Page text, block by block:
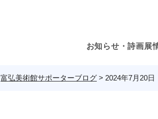
お知らせ・詩画展
富弘美術館サポーターブログ > 2024年7月20